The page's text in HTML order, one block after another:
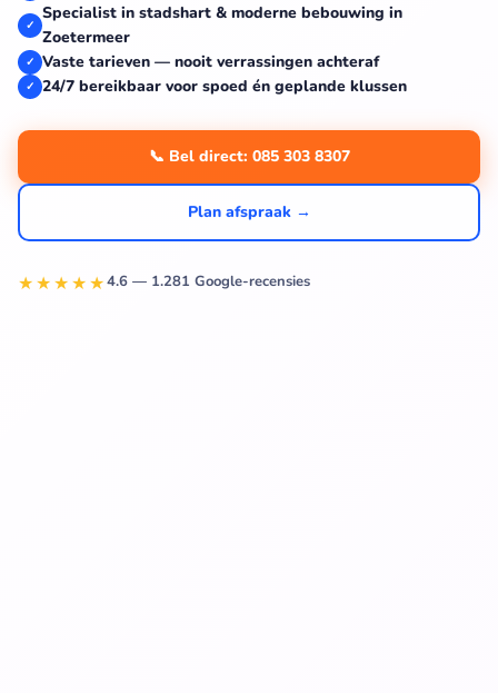
✓
Specialist in stadshart & moderne bebouwing in
Zoetermeer
✓ Vaste tarieven — nooit verrassingen achteraf
✓ 24/7 bereikbaar voor spoed én geplande klussen
📞 Bel direct: 085 303 8307
Plan afspraak →
★★★★★4.6 — 1.281 Google-recensies